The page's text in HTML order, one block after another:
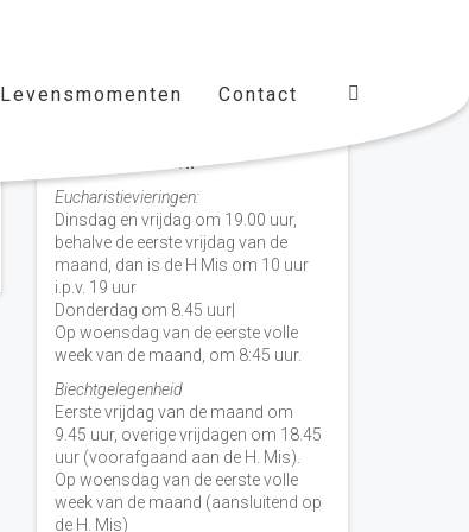
Levensmomenten Contact
Vieringen door de week
H. Nicolaas Baarn
Eucharistievieringen:
Dinsdag en vrijdag om 19.00 uur,
behalve de eerste vrijdag van de
maand, dan is de H Mis om 10 uur
i.p.v. 19 uur
Donderdag om 8.45 uur|
Op woensdag van de eerste volle
week van de maand, om 8:45 uur.
Biechtgelegenheid
Eerste vrijdag van de maand om
9.45 uur, overige vrijdagen om 18.45
uur (voorafgaand aan de H. Mis).
Op woensdag van de eerste volle
week van de maand (aansluitend op
de H. Mis)